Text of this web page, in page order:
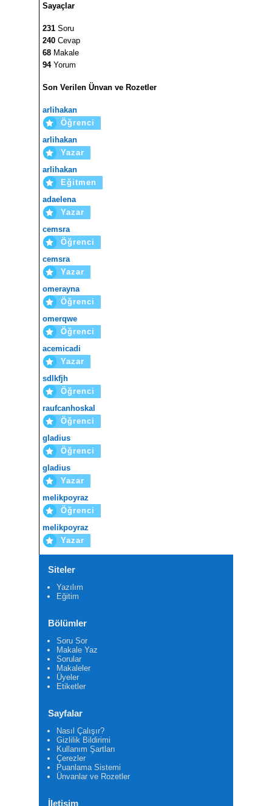
Sayaçlar
231 Soru
240 Cevap
68 Makale
94Yorum
Son Verilen Ünvan ve Rozetler
arlihakan
Öğrenci
arlihakan
Yazar
arlihakan
Eğitmen
adaelena
Yazar
cemsra
Öğrenci
cemsra
Yazar
omerayna
Öğrenci
omerqwe
Öğrenci
acemicadi
Yazar
sdlkfjh
Öğrenci
raufcanhoskal
Öğrenci
gladius
Öğrenci
gladius
Yazar
melikpoyraz
Öğrenci
melikpoyraz
Yazar
Siteler
Yazılım
Eğitim
Bölümler
Soru Sor
Makale Yaz
Sorular
Makaleler
Üyeler
Etiketler
Sayfalar
Nasıl Çalışır?
Gizlilik Bildirimi
Kullanım Şartları
Çerezler
Puanlama Sistemi
Ünvanlar ve Rozetler
İletişim